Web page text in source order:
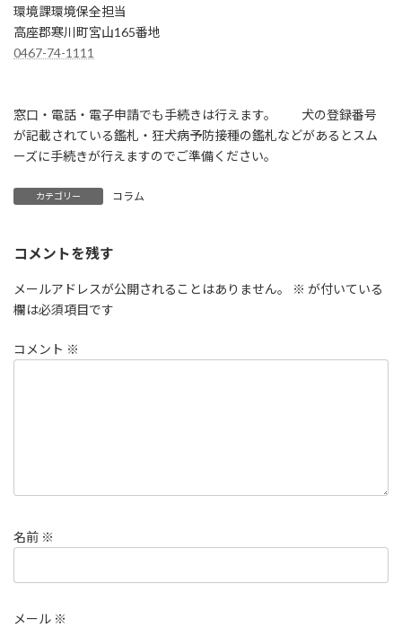
環境課環境保全担当
高座郡寒川町宮山165番地
0467-74-1111
窓口・電話・電子申請でも手続きは行えます。 犬の登録番号
が記載されている鑑札・狂犬病予防接種の鑑札などがあるとスム
ーズに手続きが行えますのでご準備ください。
カテゴリー コラム
コメントを残す
メールアドレスが公開されることはありません。 ※ が付いている
欄は必須項目です
コメント ※
名前 ※
メール ※